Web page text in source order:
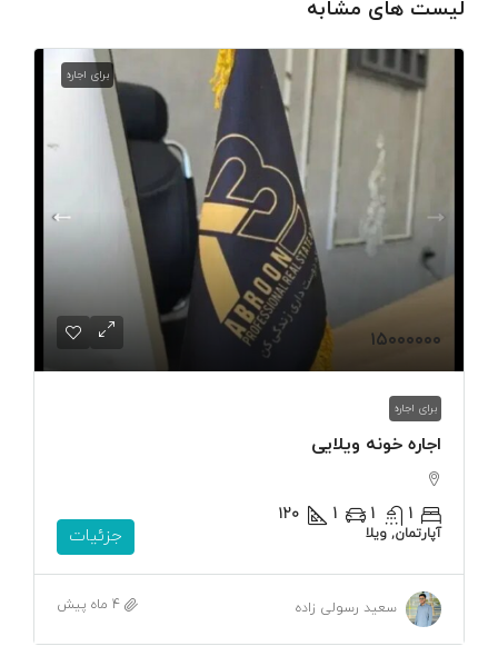
لیست های مشابه
برای اجاره
۱۵۰۰۰۰۰۰
برای اجاره
اجاره خونه ویلایی
1
1
1 ۱۲۰
آپارتمان, ویلا جزئیات
سعید رسولی زاده 4 ماه پیش